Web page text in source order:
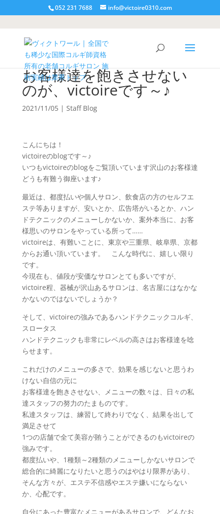
052 231 7688 info@victoire0310.com
お客様達を飽きさせない
のが、victoireです～♪
2021/11/05| Staff Blog
こんにちは！
victoireのblogです～♪
いつもvictoireのblogをご覧頂いています沢山のお客様達
どうも有難う御座います♪
最近は、都度払いや個人サロン、飲食店の方のセルフエ
ステ等ありますが、安いとか、広告塔がいるとか、ハン
ドテクニックのメニューしかないか、案外本当に、お客
様思いのサロンをやっている所って……
victoireは、有難いことに、東京や三重県、岐阜県、京都
からお通い頂いています。 こんな時代に、嬉しい限り
です。
今現在も、値段が安価なサロンとても多いですが、
victoire程、器械が沢山あるサロンは、名古屋にはなかな
かないのではないでしょうか？
そして、victoireの強みであるハンドテクニックコルギ、
スロータス
ハンドテクニックも非常にレベルの高さはお客様達を唸
らせます。
これだけのメニューの多さで、効果を感じないと思うわ
けない自信の元に
お客様達を飽きさせない、メニューの数々は、日々の私
達スタッフの努力のたまものです。
私達スタッフは、練習して終わりでなく、結果を出して
満足させて
1つの店舗で全て美容が賄うことができるのもvictoireの
強みです。
都度払いや、1種類～2種類のメニューしかないサロンで
総合的に綺麗になりたいと思うのはやはり限界があり、
そんな方々が、エステ不信感やエステ嫌いにならない
か、心配です。
自分にあった豊富なメニューがあるサロンで、どんなお